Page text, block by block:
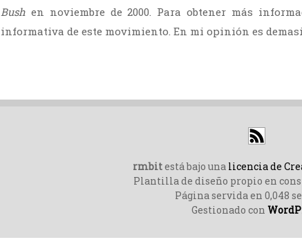
Bush en noviembre de 2000. Para obtener más
informativa de este movimiento. En mi opinión es
rmbitestá bajo una licencia de
Plantilla de diseño propio en
Página servida en 0,048
Gestionado con